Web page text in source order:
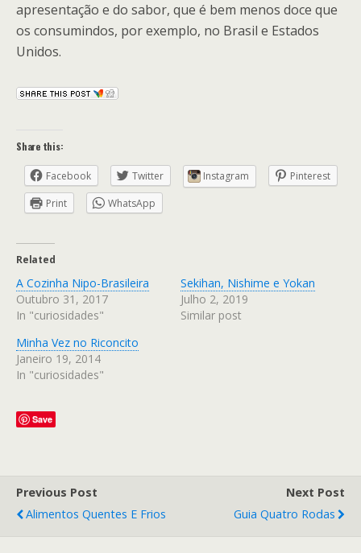
apresentação e do sabor, que é bem menos doce que
os consumindos, por exemplo, no Brasil e Estados
Unidos.
Share this:
Facebook Twitter Instagram
Pinterest
Print
WhatsApp
Related
A Cozinha Nipo-Brasileira
Outubro 31, 2017
In "curiosidades"
Sekihan, Nishime e Yokan
Julho 2, 2019
Similar post
Minha Vez no Riconcito
Janeiro 19, 2014
In "curiosidades"
Save
Previous Post
Alimentos Quentes E Frios
Next Post
Guia Quatro Rodas